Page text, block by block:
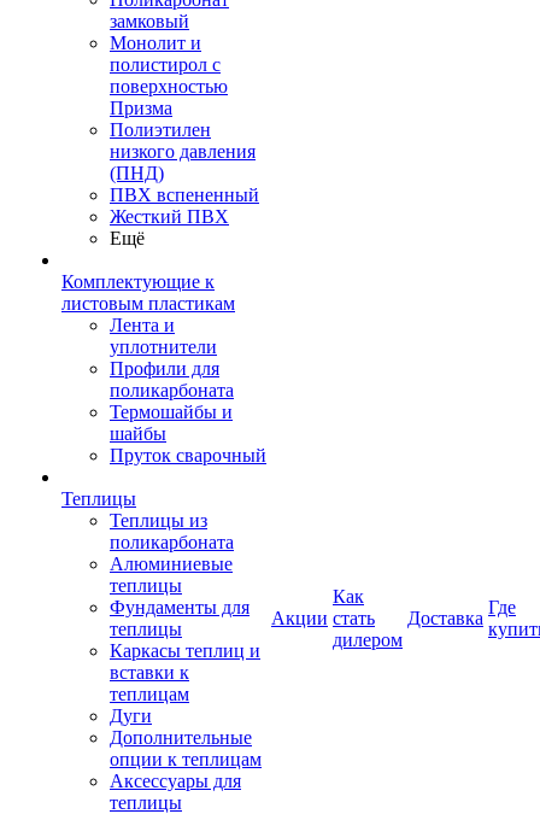
замковый
Монолит и
полистирол с
поверхностью
Призма
Полиэтилен
низкого давления
(ПНД)
ПВХ вспененный
Жесткий ПВХ
Ещё
Комплектующие к
листовым пластикам
Лента и
уплотнители
Профили для
поликарбоната
Термошайбы и
шайбы
Пруток сварочный
Теплицы
Теплицы из
поликарбоната
Алюминиевые
теплицы
Фундаменты для
теплицы
Каркасы теплиц и
вставки к
теплицам
Дуги
Дополнительные
опции к теплицам
Аксессуары для
теплицы
Акции
Как
стать
дилером
Доставка
Где